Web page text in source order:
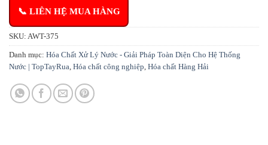
📞 LIÊN HỆ MUA HÀNG
SKU: AWT-375
Danh mục: Hóa Chất Xử Lý Nước - Giải Pháp Toàn Diện Cho Hệ Thống
Nước | TopTayRua, Hóa chất công nghiệp, Hóa chất Hàng Hải